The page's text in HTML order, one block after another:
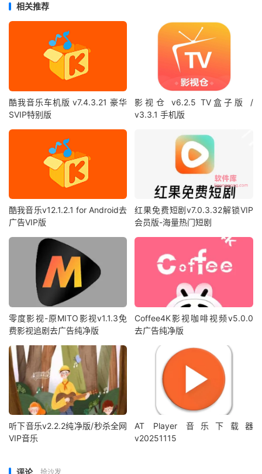
相关推荐
酷我音乐车机版 v7.4.3.21 豪华
SVIP特别版
影视仓 v6.2.5 TV盒子版 /
v3.3.1 手机版
酷我音乐v12.1.2.1 for Android去
广告VIP版
红果免费短剧v7.0.3.32解锁VIP
会员版-海量热门短剧
零度影视-原MITO影视v1.1.3免
费影视追剧去广告纯净版
Coffee4K影视咖啡视频v5.0.0
去广告纯净版
听下音乐v2.2.2纯净版/秒杀全网
VIP音乐
AT Player 音乐下载器
v20251115
评论 抢沙发